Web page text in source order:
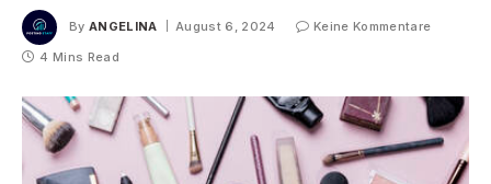
By ANGELINA August 6, 2024
Keine Kommentare
4 Mins Read